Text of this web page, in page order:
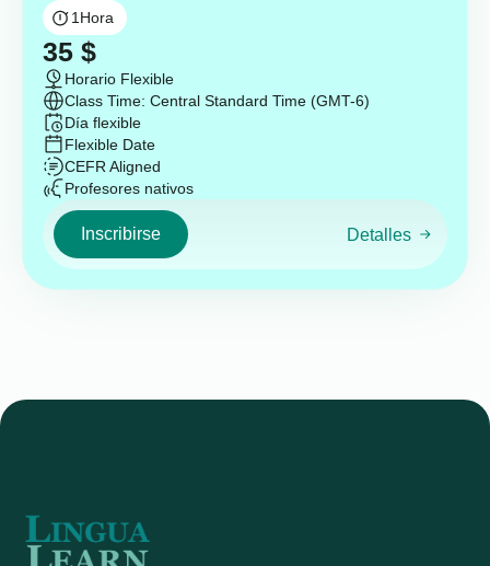
1 Hora
35 $
Horario Flexible
Class Time: Central Standard Time (GMT-6)
Día flexible
Flexible Date
CEFR Aligned
Profesores nativos
Inscribirse Detalles